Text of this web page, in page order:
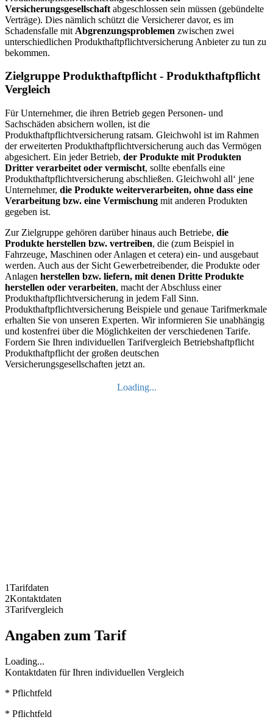
Versicherungsgesellschaft abgeschlossen sein müssen (gebündelte
Verträge). Dies nämlich schützt die Versicherer davor, es im
Schadensfalle mit Abgrenzungsproblemen zwischen zwei
unterschiedlichen Produkthaftpflichtversicherung Anbieter zu tun zu
bekommen.
Zielgruppe Produkthaftpflicht - Produkthaftpflicht
Vergleich
Für Unternehmer, die ihren Betrieb gegen Personen- und
Sachschäden absichern wollen, ist die
Produkthaftpflichtversicherung ratsam. Gleichwohl ist im Rahmen
der erweiterten Produkthaftpflichtversicherung auch das Vermögen
abgesichert. Ein jeder Betrieb, der Produkte mit Produkten
Dritter verarbeitet oder vermischt, sollte ebenfalls eine
Produkthaftpflichtversicherung abschließen. Gleichwohl all‘ jene
Unternehmer, die Produkte weiterverarbeiten, ohne dass eine
Verarbeitung bzw. eine Vermischung mit anderen Produkten
gegeben ist.
Zur Zielgruppe gehören darüber hinaus auch Betriebe, die
Produkte herstellen bzw. vertreiben, die (zum Beispiel in
Fahrzeuge, Maschinen oder Anlagen et cetera) ein- und ausgebaut
werden. Auch aus der Sicht Gewerbetreibender, die Produkte oder
Anlagen herstellen bzw. liefern, mit denen Dritte Produkte
herstellen oder verarbeiten, macht der Abschluss einer
Produkthaftpflichtversicherung in jedem Fall Sinn.
Produkthaftpflichtversicherung Beispiele und genaue Tarifmerkmale
erhalten Sie von unseren Experten. Wir informieren Sie unabhängig
und kostenfrei über die Möglichkeiten der verschiedenen Tarife.
Fordern Sie Ihren individuellen Tarifvergleich Betriebshaftpflicht
Produkthaftpflicht der großen deutschen
Versicherungsgesellschaften jetzt an.
Loading...
1Tarifdaten
2Kontaktdaten
3Tarifvergleich
Angaben zum Tarif
Loading...
Kontaktdaten für Ihren individuellen Vergleich
* Pflichtfeld
* Pflichtfeld